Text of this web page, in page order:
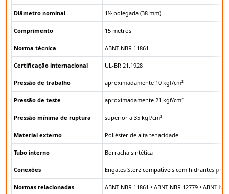
Diâmetro nominal 1½ polegada (38 mm)
Comprimento 15 metros
Norma técnica ABNT NBR 11861
Certificação internacional UL-BR 21.1928
Pressão de trabalho aproximadamente 10 kgf/cm²
Pressão de teste aproximadamente 21 kgf/cm²
Pressão mínima de ruptura superior a 35 kgf/cm²
Material externo Poliéster de alta tenacidade
Tubo interno Borracha sintética
Conexões Engates Storz compatíveis com hidrantes
Normas relacionadas ABNT NBR 11861 • ABNT NBR 12779 • ABNT